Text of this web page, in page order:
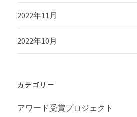
2022年11月
2022年10月
カテゴリー
アワード受賞プロジェクト